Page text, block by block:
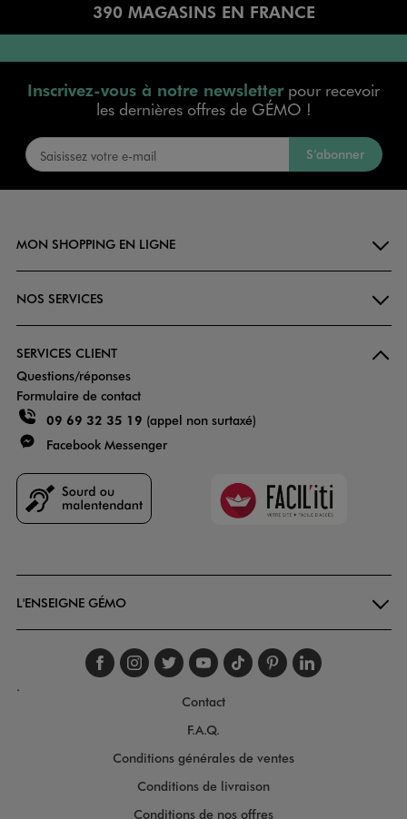
390 MAGASINS EN FRANCE
Inscrivez-vous à notre newsletterpour recevoir
les dernières offres de GÉMO !
S’abonner
MON SHOPPING EN LIGNE
NOS SERVICES
SERVICES CLIENT
Questions/réponses
Formulaire de contact
09 69 32 35 19 (appel non surtaxé)
Facebook Messenger
Faciliti
L'ENSEIGNE GÉMO
Suivez-nous sur
Suivez-nous sur
Suivez-nous sur
Suivez-nous
Suivez-nous
Suivez-
.
Contact
F.A.Q.
Conditions générales de ventes
Conditions de livraison
Conditions de nos offres